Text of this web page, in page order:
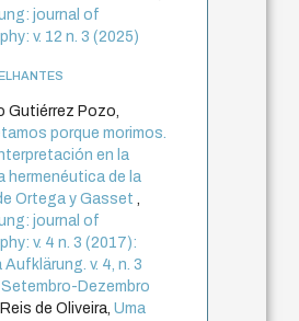
journal of
v. 12 n. 3 (2025)
Gutiérrez Pozo,
porque morimos.
en la
hermenéutica de la
Ortega y Gasset,
journal of
v. 4 n. 3 (2017):
Aufklärung. v. 4, n. 3
Dezembro
de Oliveira,Uma